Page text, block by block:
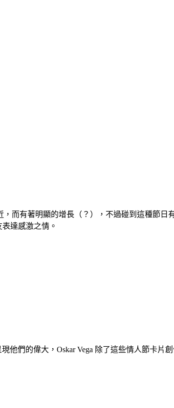
而有著明顯的增長（？），不過碰到這種節日
達感激之情。
他們的偉大，Oskar Vega 除了這些情人節卡片